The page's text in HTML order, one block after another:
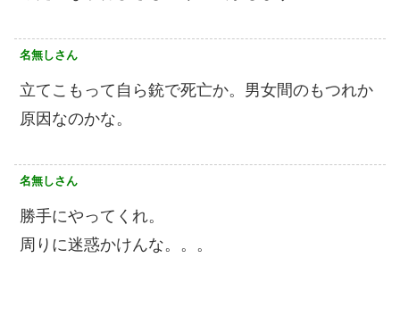
名無しさん
立てこもって自ら銃で死亡か。男女間のもつれか
原因なのかな。
名無しさん
勝手にやってくれ。
周りに迷惑かけんな。。。